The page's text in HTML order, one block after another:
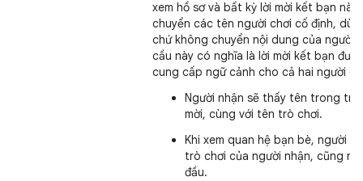
xem hồ sơ và bất kỳ lời mời kết bạn
chuyển các tên người chơi cố định,
chứ không chuyển nội dung của người
cầu này có nghĩa là lời mời kết bạn
cung cấp ngữ cảnh cho cả hai người
Người nhận sẽ thấy tên trong
mời, cùng với tên trò chơi.
Khi xem quan hệ bạn bè, người
trò chơi của người nhận, cũng
đầu.